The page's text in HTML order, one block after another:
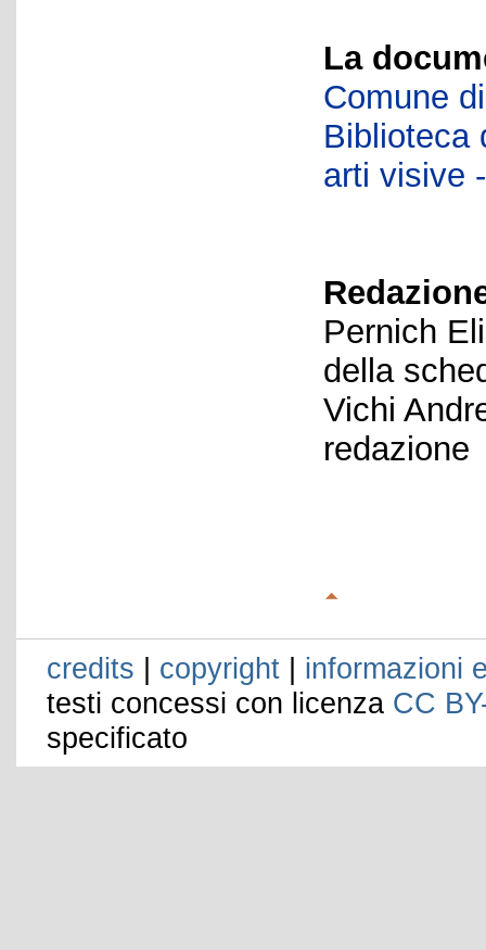
La
Comune
Biblioteca
arti visive
Pernich
della
Vichi
redazione
credits | copyright | informazioni
testi concessi con licenza CC
specificato